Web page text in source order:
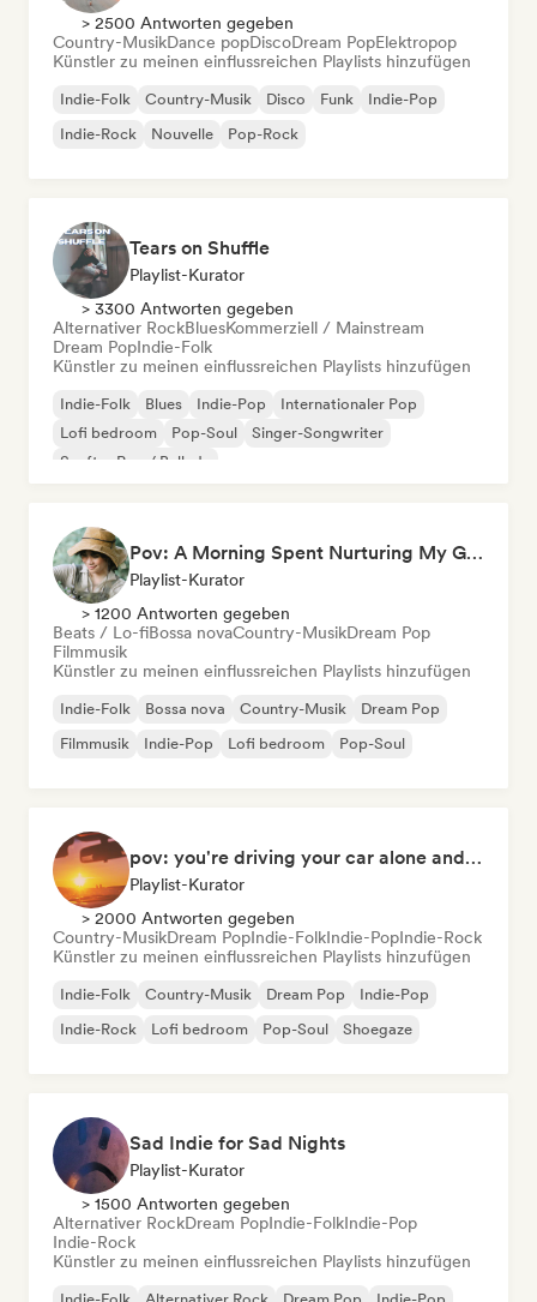
> 2500 Antworten gegeben
Country-MusikDance popDiscoDream PopElektropop
Künstler zu meinen einflussreichen Playlists hinzufügen
Indie-Folk Country-Musik Disco Funk
Indie-Pop
Indie-Rock
Nouvelle Pop-Rock
Tears on Shuffle
Playlist-Kurator
> 3300 Antworten gegeben
Alternativer RockBluesKommerziell / Mainstream
Dream PopIndie-Folk
Künstler zu meinen einflussreichen Playlists hinzufügen
Indie-Folk Blues Indie-Pop
Internationaler Pop
Lofi bedroom
Pop-Soul
Singer-Songwriter
Sanfter Pop / Ballade
Pov: A Morning Spent Nurturing My Garden
Playlist-Kurator
> 1200 Antworten gegeben
Beats / Lo-fiBossa novaCountry-MusikDream Pop
Filmmusik
Künstler zu meinen einflussreichen Playlists hinzufügen
Indie-Folk Bossa nova Country-Musik
Dream Pop
Filmmusik
Indie-Pop Lofi bedroom Pop-Soul
pov: you're driving your car alone and it's golden hour
Playlist-Kurator
> 2000 Antworten gegeben
Country-MusikDream PopIndie-FolkIndie-PopIndie-Rock
Künstler zu meinen einflussreichen Playlists hinzufügen
Indie-Folk Country-Musik Dream Pop
Indie-Pop
Indie-Rock
Lofi bedroom Pop-Soul Shoegaze
Sad Indie for Sad Nights
Playlist-Kurator
> 1500 Antworten gegeben
Alternativer RockDream PopIndie-FolkIndie-Pop
Indie-Rock
Künstler zu meinen einflussreichen Playlists hinzufügen